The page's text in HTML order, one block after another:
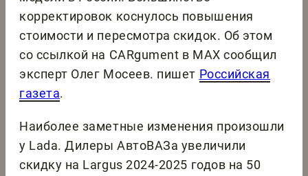
корректировок коснулось повышения
стоимости и пересмотра скидок. Об этом
со ссылкой на CARgument в MAX сообщил
эксперт Олег Мосеев. пишет Российская
газета.
Наиболее заметные изменения произошли
у Lada. Дилеры АвтоВАЗа увеличили
скидку на Largus 2024-2025 годов на 50